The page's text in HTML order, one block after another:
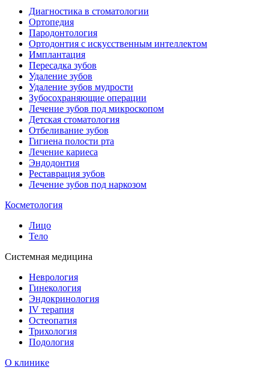
Диагностика в стоматологии
Ортопедия
Пародонтология
Ортодонтия с искусственным интеллектом
Имплантация
Пересадка зубов
Удаление зубов
Удаление зубов мудрости
Зубосохраняющие операции
Лечение зубов под микроскопом
Детская стоматология
Отбеливание зубов
Гигиена полости рта
Лечение кариеса
Эндодонтия
Реставрация зубов
Лечение зубов под наркозом
Косметология
Лицо
Тело
Системная медицина
Неврология
Гинекология
Эндокринология
IV терапия
Остеопатия
Трихология
Подология
О клинике